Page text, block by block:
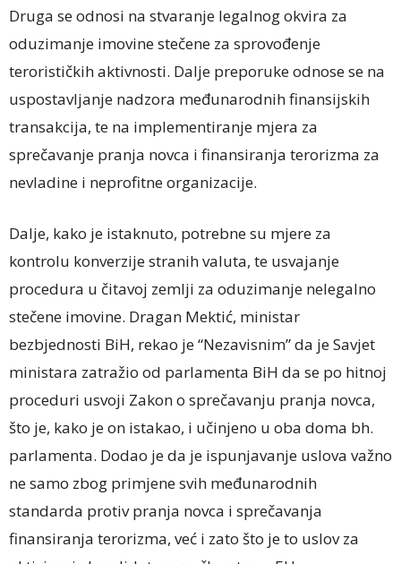
Druga se odnosi na stvaranje legalnog okvira za
oduzimanje imovine stečene za sprovođenje
terorističkih aktivnosti. Dalje preporuke odnose se na
uspostavljanje nadzora međunarodnih finansijskih
transakcija, te na implementiranje mjera za
sprečavanje pranja novca i finansiranja terorizma za
nevladine i neprofitne organizacije.
Dalje, kako je istaknuto, potrebne su mjere za
kontrolu konverzije stranih valuta, te usvajanje
procedura u čitavoj zemlji za oduzimanje nelegalno
stečene imovine. Dragan Mektić, ministar
bezbjednosti BiH, rekao je “Nezavisnim” da je Savjet
ministara zatražio od parlamenta BiH da se po hitnoj
proceduri usvoji Zakon o sprečavanju pranja novca,
što je, kako je on istakao, i učinjeno u oba doma bh.
parlamenta. Dodao je da je ispunjavanje uslova važno
ne samo zbog primjene svih međunarodnih
standarda protiv pranja novca i sprečavanja
finansiranja terorizma, već i zato što je to uslov za